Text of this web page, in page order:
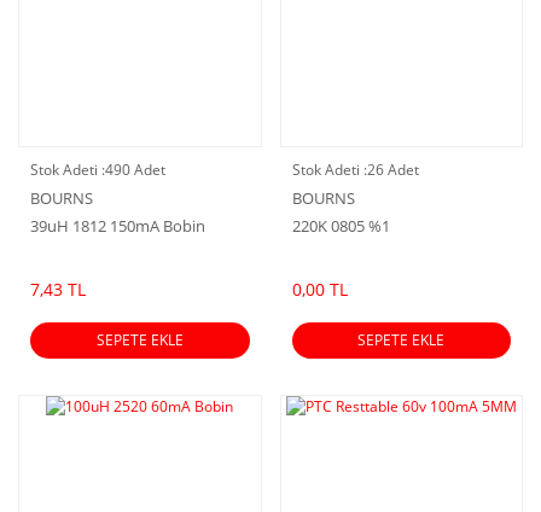
Stok Adeti :490 Adet
BOURNS
39uH 1812 150mA Bobin
7,43 TL
SEPETE EKLE
Stok Adeti :26 Adet
BOURNS
220K 0805 %1
0,00 TL
SEPETE EKLE